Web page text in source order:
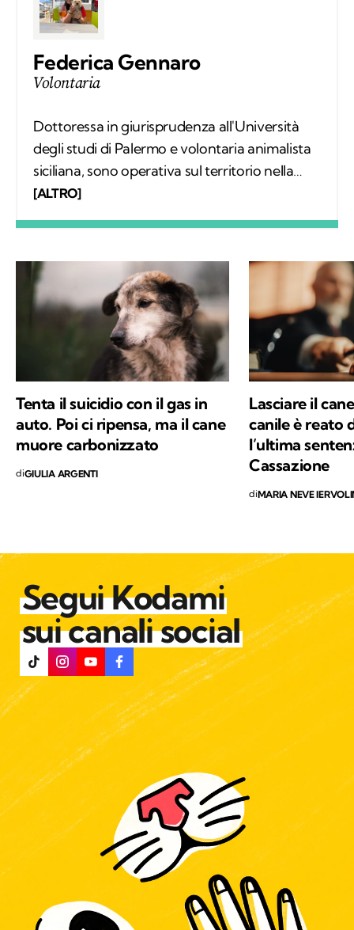
Federica Gennaro
Volontaria
Dottoressa in giurisprudenza all'Università
degli studi di Palermo e volontaria animalista
siciliana, sono operativa sul territorio nella
gestione del fenomeno del randagismo. La
Kodami ho la possibilità di esprimerle al
meglio.
[ALTRO]
Tenta il suicidio con il gas in
auto. Poi ci ripensa, ma il cane
muore carbonizzato
diGIULIA ARGENTI
Lasciare il
canile è reato
l’ultima
Cassazione
diMARIA NEVE
Segui Kodami
sui canali social